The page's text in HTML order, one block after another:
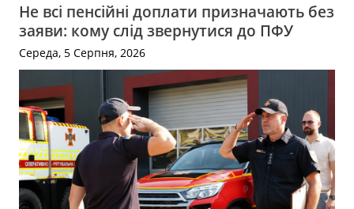
Не всі пенсійні доплати призначають без
заяви: кому слід звернутися до ПФУ
Середа, 5 Серпня, 2026